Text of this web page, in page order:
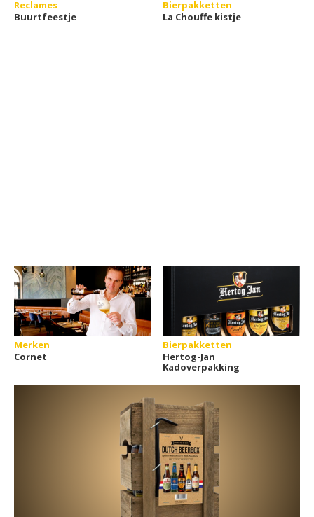
Reclames
Buurtfeestje
Bierpakketten
La Chouffe kistje
Merken
Cornet
Bierpakketten
Hertog-Jan
Kadoverpakking